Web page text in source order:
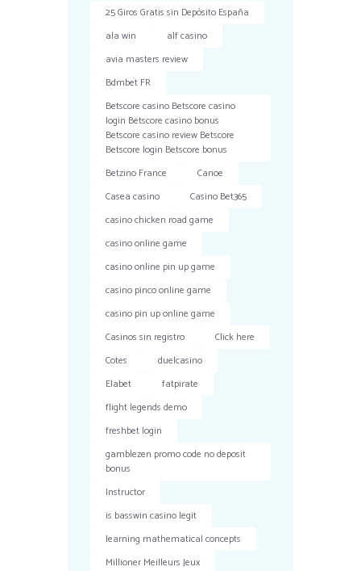
25 Giros Gratis sin Depósito España
ala win
alf casino
avia masters review
Bdmbet FR
Betscore casino Betscore casino
login Betscore casino bonus
Betscore casino review Betscore
Betscore login Betscore bonus
Betzino France
Canoe
Casea casino
Casino Bet365
casino chicken road game
casino online game
casino online pin up game
casino pinco online game
casino pin up online game
Casinos sin registro
Click here
Cotes
duelcasino
Elabet
fatpirate
flight legends demo
freshbet login
gamblezen promo code no deposit
bonus
Instructor
is basswin casino legit
learning mathematical concepts
Millioner Meilleurs Jeux